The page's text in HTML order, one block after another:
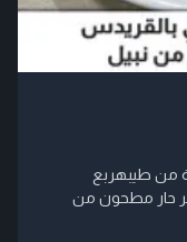
من طيبهربع
حار مطحون من